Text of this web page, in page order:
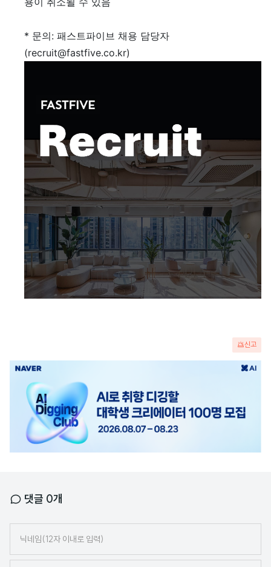
* 문의: 패스트파이브 채용 담당자
(recruit@fastfive.co.kr)
신고
광
댓글 0개
임